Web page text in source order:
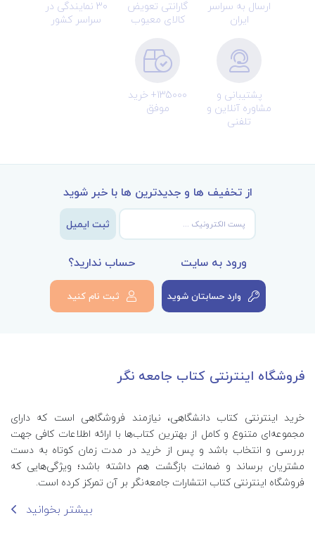
ارسال به سراسر
ایران
گارانتی تعویض
کالای معیوب
30 نمایندگی در
سراسر کشور
پشتیبانی و
مشاوره آنلاین و
تلفنی
135000+ خرید
موفق
از تخفیف ها و جدیدترین ها با خبر شوید
ثبت ایمیل
ورود به سایت
وارد حسابتان شوید
حساب ندارید؟
ثبت نام کنید
فروشگاه اینترنتی کتاب جامعه نگر
خرید اینترنتی کتاب‌ دانشگاهی، نیازمند فروشگاهی است که دارای
مجموعه‌ای متنوع و کامل از بهترین کتاب‌ها با ارائه اطلاعات کافی جهت
بررسی و انتخاب باشد و پس از خرید در مدت زمان کوتاه به دست
مشتریان برساند و ضمانت بازگشت هم داشته باشد؛ ویژگی‌هایی که
فروشگاه اینترنتی کتاب انتشارات جامعه‌نگر بر آن تمرکز کرده است.
بیشتر بخوانید